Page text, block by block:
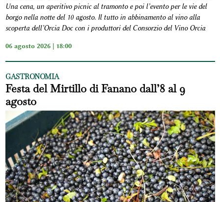
Una cena, un aperitivo picnic al tramonto e poi l’evento per le vie del
borgo nella notte del 10 agosto. Il tutto in abbinamento al vino alla
scoperta dell’Orcia Doc con i produttori del Consorzio del Vino Orcia
06 agosto 2026 | 18:00
GASTRONOMIA
Festa del Mirtillo di Fanano dall’8 al 9
agosto